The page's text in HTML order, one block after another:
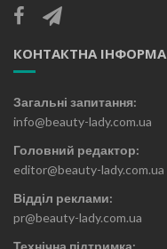
КОНТАКТНА
Загальні запитання:
info@beauty-lady.com.ua
Головний редактор:
editor@beauty-lady.com.ua
Відділ реклами:
pr@beauty-lady.com.ua
Технічна підтримка: